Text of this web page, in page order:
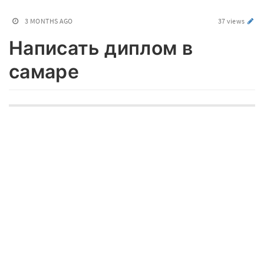
3 MONTHS AGO 37 views
Написать диплом в
самаре